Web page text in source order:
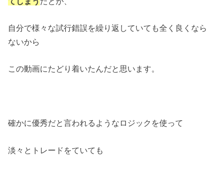
自分で様々な試行錯誤を繰り返していても全く良くなら
ないから
この動画にたどり着いたんだと思います。
確かに優秀だと言われるようなロジックを使って
淡々とトレードをていても